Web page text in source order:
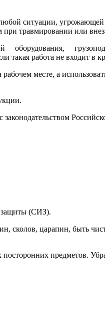
ситуации, угрожающей
травмировании или
такая работа не входит в
месте, а
(СИЗ).
сколов, царапин, быть
предметов.